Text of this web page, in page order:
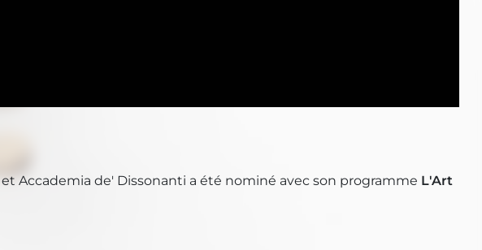
et Accademia de' Dissonanti a été nominé avec son programme L'Art